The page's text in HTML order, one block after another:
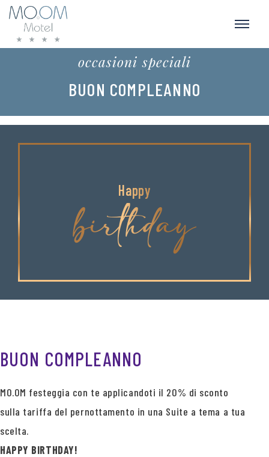
occasioni speciali
BUON COMPLEANNO
Happy
birthday
BUON COMPLEANNO
MO.OM festeggia con te applicandoti il 20% di sconto
sulla tariffa del pernottamento in una Suite a tema a tua
scelta.
HAPPY BIRTHDAY!